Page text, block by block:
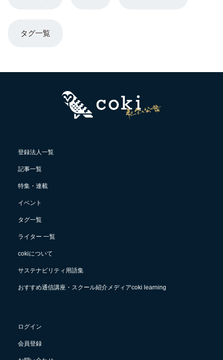
タグ一覧
登録法人一覧
記事一覧
特集・連載
イベント
タグ一覧
ライター 一覧
cokiについて
サステナビリティ用語集
おすすめ通信講座・スクール紹介メディアcoki learning
ログイン
会員登録